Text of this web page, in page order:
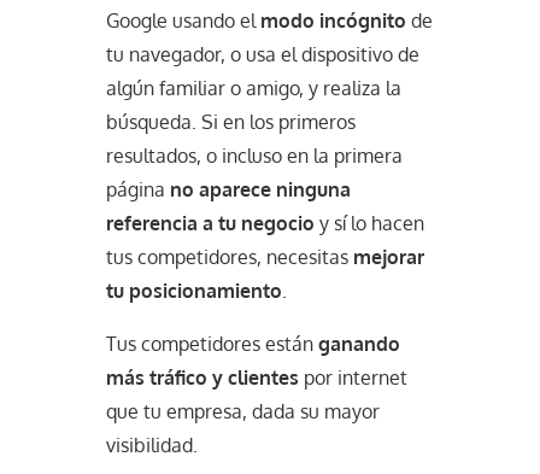
Google usando el modo incógnito de
tu navegador, o usa el dispositivo de
algún familiar o amigo, y realiza la
búsqueda. Si en los primeros
resultados, o incluso en la primera
página no aparece ninguna
referencia a tu negocio y sí lo hacen
tus competidores, necesitas mejorar
tu posicionamiento
Tus competidores están ganando
más tráfico y clientes por internet
que tu empresa, dada su mayor
visibilidad.